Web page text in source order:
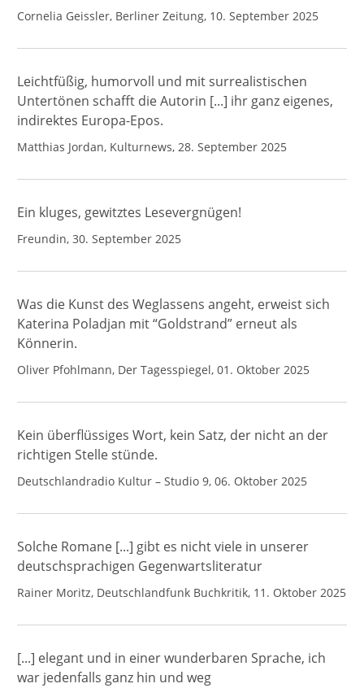
Cornelia Geissler, Berliner Zeitung, 10. September 2025
Leichtfüßig, humorvoll und mit surrealistischen
Untertönen schafft die Autorin [...] ihr ganz eigenes,
indirektes Europa-Epos.
Matthias Jordan, Kulturnews, 28. September 2025
Ein kluges, gewitztes Lesevergnügen!
Freundin, 30. September 2025
Was die Kunst des Weglassens angeht, erweist sich
Katerina Poladjan mit “Goldstrand” erneut als
Könnerin.
Oliver Pfohlmann, Der Tagesspiegel, 01. Oktober 2025
Kein überflüssiges Wort, kein Satz, der nicht an der
richtigen Stelle stünde.
Deutschlandradio Kultur – Studio 9, 06. Oktober 2025
Solche Romane [...] gibt es nicht viele in unserer
deutschsprachigen Gegenwartsliteratur
Rainer Moritz, Deutschlandfunk Buchkritik, 11. Oktober 2025
[...] elegant und in einer wunderbaren Sprache, ich
war jedenfalls ganz hin und weg